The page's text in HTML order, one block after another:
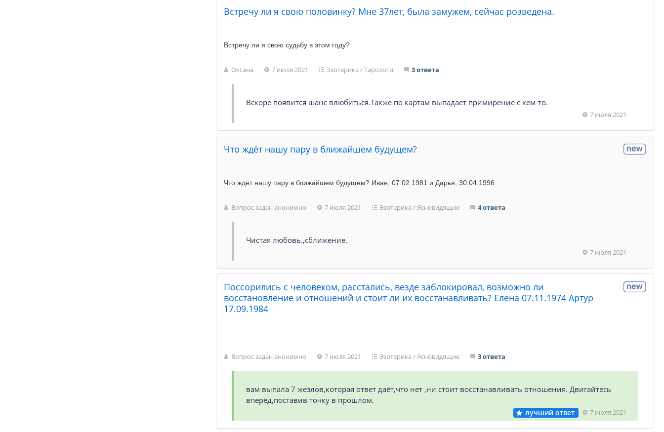
Встречу ли я свою половинку? Мне 37лет, была замужем, сейчас розведена.
Встречу ли я свою судьбу в этом году?
Оксана 7 июля 2021 Эзотерика /Тарологи 3 ответа
Вскоре появится шанс влюбиться.Также по картам выпадает примирение с кем-то.
7 июля 2021
Что ждёт нашу пару в ближайшем будущем?
Что ждёт нашу пару в ближайшем будущем? Иван, 07.02.1981 и Дарья, 30.04.1996
Вопрос задан анонимно 7 июля 2021 Эзотерика /Ясновидящие 4 ответа
Чистая любовь.,сближение.
7 июля 2021
Поссорились с человеком, расстались, везде заблокировал, возможно ли
восстановление и отношений и стоит ли их восстанавливать? Елена 07.11.1974 Артур
17.09.1984
Вопрос задан анонимно 7 июля 2021 Эзотерика /Ясновидящие 3 ответа
вам выпала 7 жезлов,которая ответ даёт,что нет ,ни стоит восстанавливать отношения. Двигайтесь
вперёд,поставив точку в прошлом.
лучший ответ 7 июля 2021